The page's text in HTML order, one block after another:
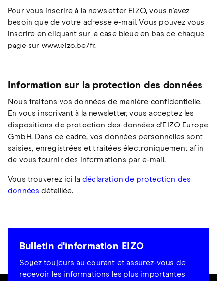
Pour vous inscrire à la newsletter EIZO, vous n'avez
besoin que de votre adresse e-mail. Vous pouvez vous
inscrire en cliquant sur la case bleue en bas de chaque
page sur www.eizo.be/fr.
Information sur la protection des données
Nous traitons vos données de manière confidentielle.
En vous inscrivant à la newsletter, vous acceptez les
dispositions de protection des données d'EIZO Europe
GmbH. Dans ce cadre, vos données personnelles sont
saisies, enregistrées et traitées électroniquement afin
de vous fournir des informations par e-mail.
Vous trouverez ici la déclaration de protection des
données détaillée.
Bulletin d'information EIZO
Soyez toujours au courant et assurez-vous de
recevoir les informations les plus importantes